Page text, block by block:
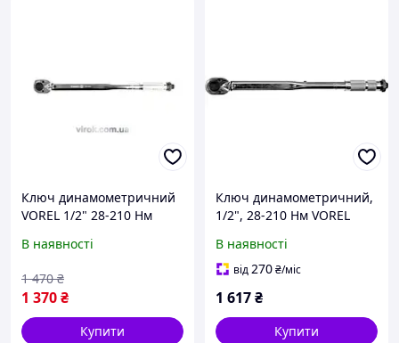
Ключ динамометричний
VOREL 1/2" 28-210 Нм
В наявності
1 370₴
1 470 ₴
Купити
Ключ динамометричний,
1/2", 28-210 Нм VOREL
В наявності
від270₴/міс
1 617₴
Купити